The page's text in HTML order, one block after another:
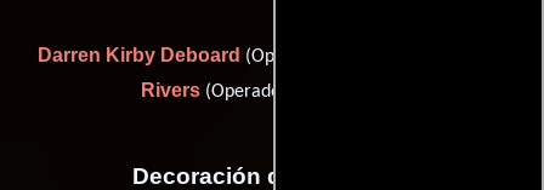
Darren Kirby Deboard (Operador de micrófono) y
Rivers(Operador de micrófono)
Decoración de escenario